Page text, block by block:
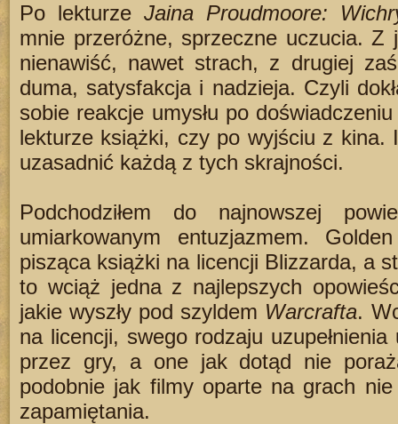
Po lekturzeJaina Proudmoore:
mnie przeróżne, sprzeczne uczucia. Z
nienawiść, nawet strach, z drugiej
duma, satysfakcja i nadzieja. Czyli
sobie reakcje umysłu po
lekturze książki, czy po wyjściu z kina.
uzasadnić każdą z tych skrajności.
Podchodziłem do najnowszej
umiarkowanym entuzjazmem.
pisząca książki na licencji Blizzarda, a
to wciąż jedna z najlepszych
jakie wyszły pod szyldem Warcrafta.
na licencji, swego rodzaju
przez gry, a one jak dotąd nie
podobnie jak filmy oparte na grach
zapamiętania.